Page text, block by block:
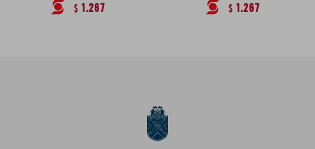
$ 1.267 $ 1.267